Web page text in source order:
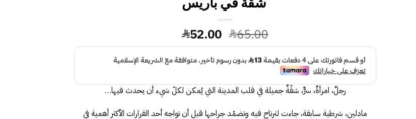
65.00 السعر
الأصلي
هو:
65.00.
52.00 السعر
الحالي
هو:
52.00.
رجلٌ، امرأةٌ، سرٌّ، شقّةٌ جميلة في قلب المدينة التي يُمكن لكلّ شيء أن يحدث فيها…
مادلين، شرطية سابقة، جاءت لترتاح فيه وتضمّد جراحها قبل أن تواجه أحد القرارات الأكثر أهمية في